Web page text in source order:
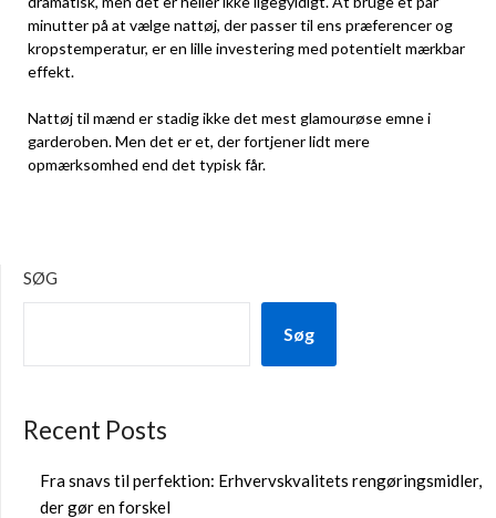
minutter på at vælge nattøj, der passer til ens præferencer og
kropstemperatur, er en lille investering med potentielt mærkbar
effekt.
Nattøj til mænd er stadig ikke det mest glamourøse emne i
garderoben. Men det er et, der fortjener lidt mere
opmærksomhed end det typisk får.
SØG
Søg
Recent Posts
Fra snavs til perfektion: Erhvervskvalitets rengøringsmidler,
der gør en forskel